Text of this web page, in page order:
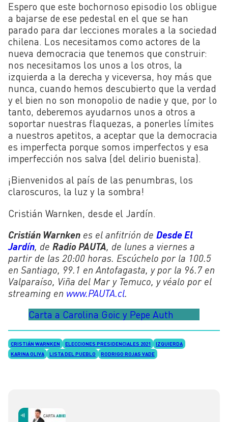
Espero que este bochornoso episodio los obligue
a bajarse de ese pedestal en el que se han
parado para dar lecciones morales a la sociedad
chilena. Los necesitamos como actores de la
nueva democracia que tenemos que construir:
nos necesitamos los unos a los otros, la
izquierda a la derecha y viceversa, hoy más que
nunca, cuando hemos descubierto que la verdad
y el bien no son monopolio de nadie y que, por lo
tanto, deberemos ayudarnos unos a otros a
soportar nuestras flaquezas, a ponerles límites
a nuestros apetitos, a aceptar que la democracia
es imperfecta porque somos imperfectos y esa
imperfección nos salva (del delirio buenista).
¡Bienvenidos al país de las penumbras, los
claroscuros, la luz y la sombra!
Cristián Warnken, desde el Jardín.
Cristián Warnken es el anfitrión de Desde El
Jardín, de Radio PAUTA, de lunes a viernes a
partir de las 20:00 horas. Escúchelo por la 100.5
en Santiago, 99.1 en Antofagasta, y por la 96.7 en
Valparaíso, Viña del Mar y Temuco, y véalo por el
streaming en www.PAUTA.cl.
Carta a Carolina Goic y Pepe Auth
CRISTIÁN WARNKEN ELECCIONES PRESIDENCIALES 2021
IZQUIERDA
KARINA OLIVA
LISTA DEL PUEBLO RODRIGO ROJAS VADE